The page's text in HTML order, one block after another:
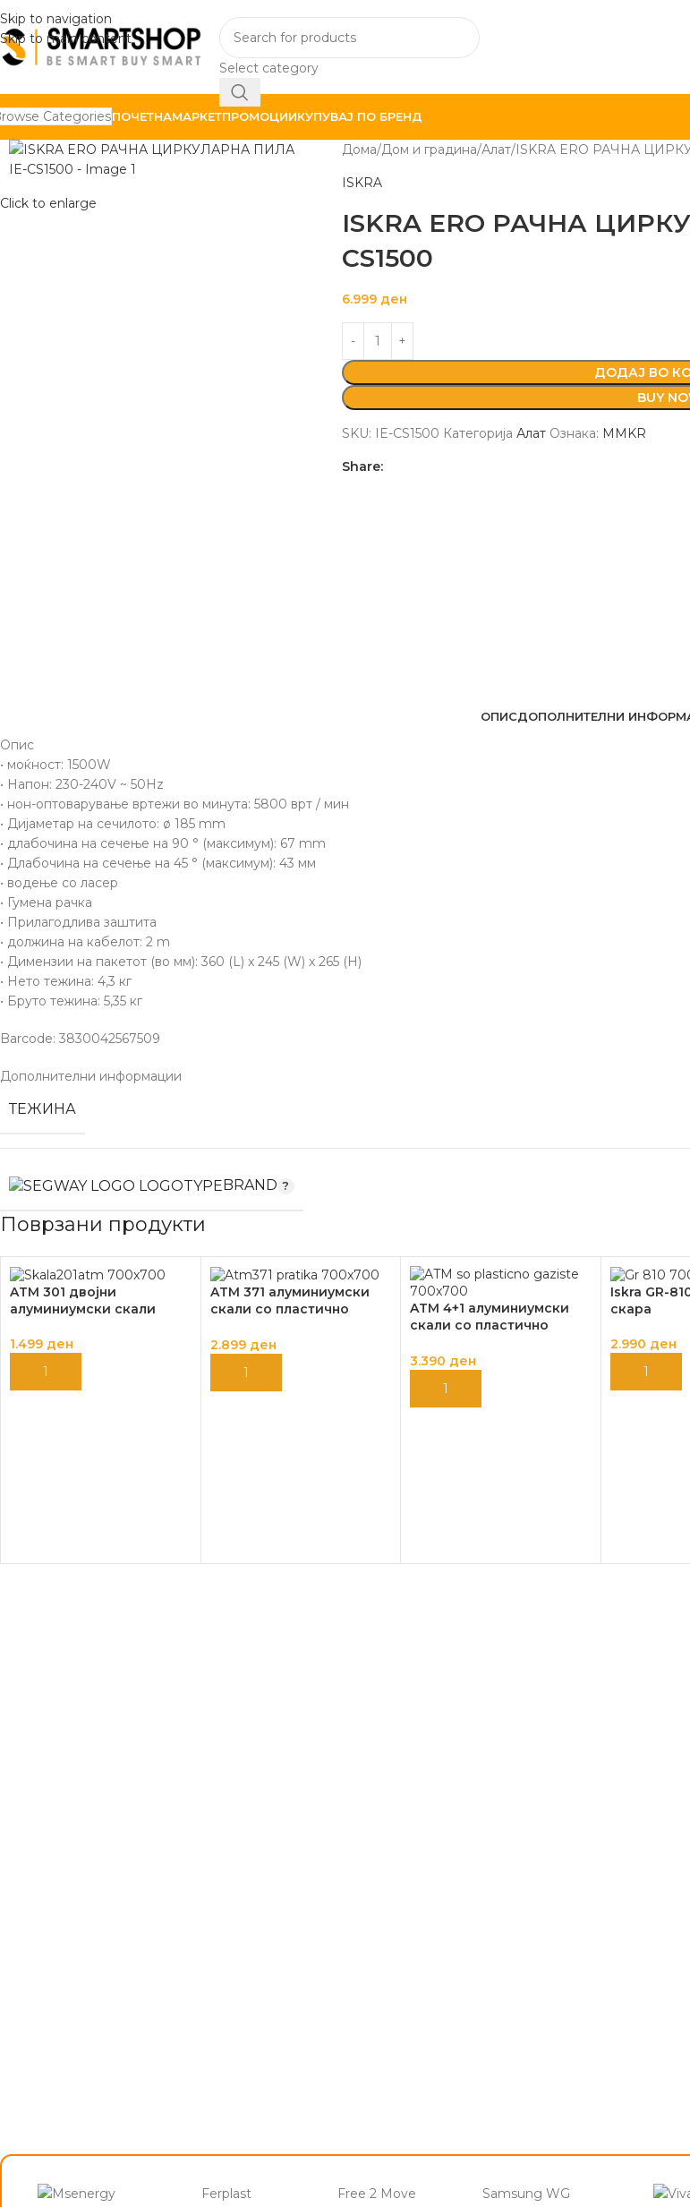
Skip to navigation
Skip to main content
Select category
CategoriesПОЧЕТНАМАРКЕТПРОМОЦИИКУПУВАЈ ПО БРЕНД
Click to enlarge
Дома Дом и градина Алат ISKRA ERO РАЧНА
ISKRA
ISKRA ERO РАЧНА
CS1500
6.999 ден
ДОДАЈ ВО
BUY
SKU: IE-CS1500 Категорија Алат Ознака: MMKR
Share:
ОПИСДОПОЛНИТЕЛНИ
Опис
• моќност: 1500W
• Напон: 230-240V ~ 50Hz
• нон-оптоварување вртежи во минута: 5800 врт / мин
• Дијаметар на сечилото: ø 185 mm
• длабочина на сечење на 90 ° (максимум): 67 mm
• Длабочина на сечење на 45 ° (максимум): 43 мм
• водење со ласер
• Гумена рачка
• Прилагодлива заштита
• должина на кабелот: 2 m
• Димензии на пакетот (во мм): 360 (L) x 245 (W) x 265 (H)
• Нето тежина: 4,3 кг
• Бруто тежина: 5,35 кг
Barcode: 3830042567509
Дополнителни информации
ТЕЖИНА
BRAND
Поврзани продукти
ATM 301 двојни
алуминиумски скали
1.499 ден
ДОДАЈ ВО КОШНИЦА
ATM 371 алуминиумски
скали со пластично
2.899 ден
ДОДАЈ ВО КОШНИЦА
ATM 4+1 алуминиумски
скали со пластично
3.390 ден
ДОДАЈ ВО КОШНИЦА
Iskra GR-
скара
2.990 ден
ДОДАЈ
Ferplast Free 2 Move Samsung WG